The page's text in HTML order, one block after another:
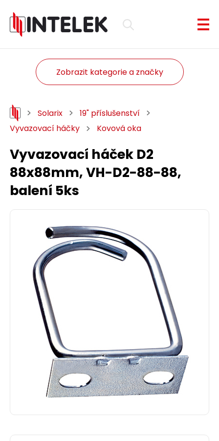
Zobrazit kategorie a značky
Solarix
19" příslušenství
Vyvazovací háčky
Kovová oka
Vyvazovací háček D2
88x88mm, VH-D2-88-88,
balení 5ks